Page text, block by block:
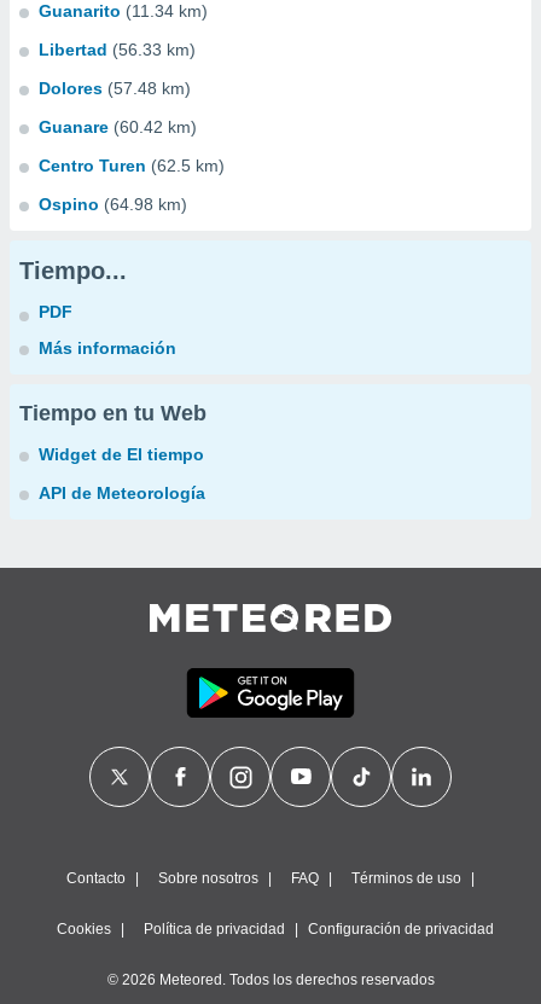
Guanarito (11.34 km)
Libertad (56.33 km)
Dolores (57.48 km)
Guanare (60.42 km)
Centro Turen (62.5 km)
Ospino (64.98 km)
Tiempo...
PDF
Más información
Tiempo en tu Web
Widget de El tiempo
API de Meteorología
Contacto Sobre nosotros FAQ Términos de uso
Cookies Política de privacidad Configuración de privacidad
© 2026 Meteored. Todos los derechos reservados